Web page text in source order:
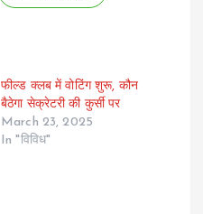
फील्ड क्लब में वोटिंग शुरू, कौन
बैठेगा सेक्रेटरी की कुर्सी पर
March 23, 2025
In "विविध"